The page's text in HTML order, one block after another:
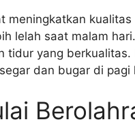
meningkatkan
lelah saat malam
tidur yang
dan bugar di pagi